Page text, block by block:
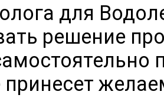
для
решение
принесет